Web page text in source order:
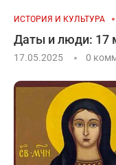
ИСТОРИЯ И КУЛЬТУРА
Даты и люди: 17
17.05.2025 0